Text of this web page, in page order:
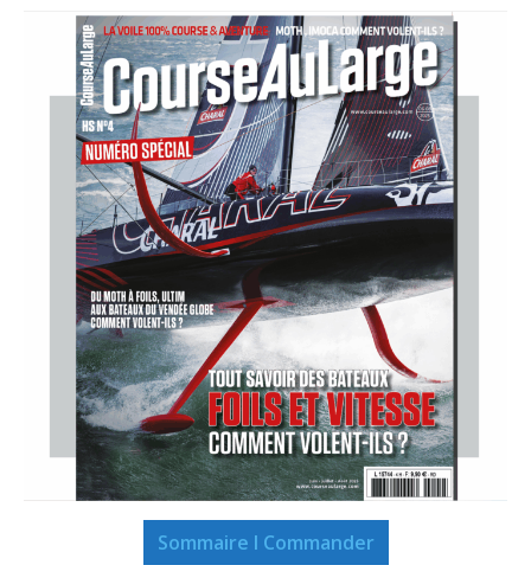
Sommaire I Commander